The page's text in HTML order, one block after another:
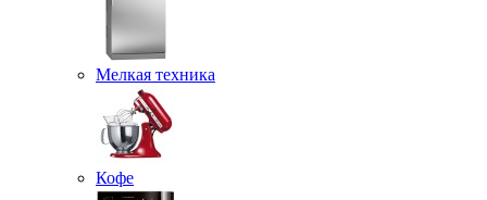
Мелкая техника
Кофе